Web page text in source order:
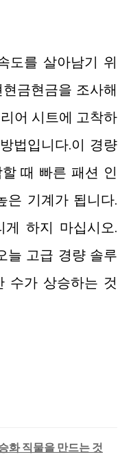
도를 살아남기 위
금현금을 조사해
어 시트에 고착하
법입니다.이 경량
때 빠른 패션 인
은 기계가 됩니다.
하지 마십시오.
늘 고급 경량 솔루
수가 상승하는 것
화 직물을 만드는 것